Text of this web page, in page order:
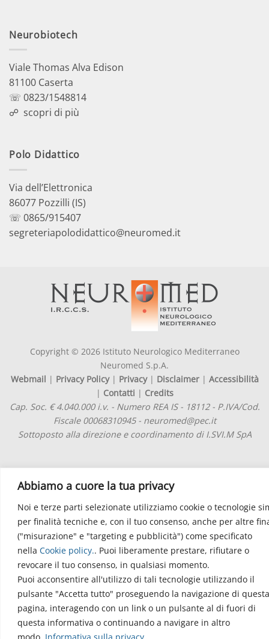
Abbiamo a cuore la tua privacy
Noi e terze parti selezionate utilizziamo cookie o tecnologie
per finalità tecniche e, con il tuo consenso, anche per altre
("misurazione" e "targeting e pubblicità") come specificato
nella Cookie policy.. Puoi liberamente prestare, rifiutare o
revocare il tuo consenso, in qualsiasi momento.
Puoi acconsentire all'utilizzo di tali tecnologie utilizzando il
pulsante "Accetta tutto" proseguendo la navigazione di questa
pagina, interagendo con un link o un pulsante al di fuori di
questa informativa o continuando a navigare in altro
modo. Informativa sulla privacy
Neurobiotech
Viale Thomas Alva Edison
81100 Caserta
☏ 0823/1548814
☍ scopri di più
Polo Didattico
Via dell’Elettronica
86077 Pozzilli (IS)
☏ 0865/915407
segreteriapolodidattico@neuromed.it
Copyright © 2026 Istituto Neurologico Mediterraneo
Neuromed S.p.A.
Webmail | Privacy Policy| Privacy| Disclaimer| Accessibilità
| Contatti | Credits
Cap. Soc. € 4.040.000 i.v. - Numero REA IS - 18112 - P.IVA/Cod.
Fiscale 00068310945 - neuromed@pec.it
Sottoposto alla direzione e coordinamento di I.SVI.M SpA